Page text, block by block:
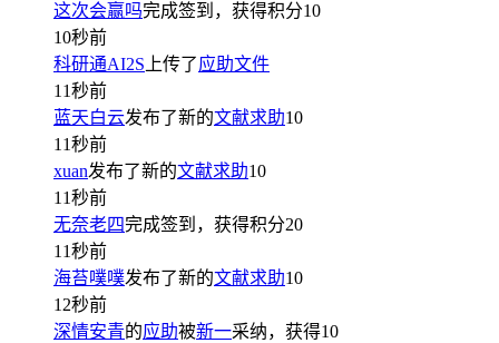
这次会赢吗完成签到，获得积分10
10秒前
科研通AI2S上传了 应助文件
11秒前
蓝天白云发布了新的文献求助10
11秒前
xuan发布了新的文献求助10
11秒前
无奈老四完成签到，获得积分20
11秒前
海苔噗噗发布了新的文献求助10
12秒前
深情安青的应助被新一采纳，获得10